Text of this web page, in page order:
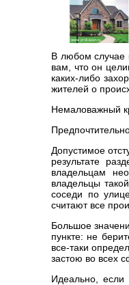
В любом случае
вам, что он
каких-либо
жителей о
Немаловажный
Допустимое
результате
владельцам
владельцы
соседи по
считают все
Большое
пункте: не
все-таки
застою во всех
Идеально,